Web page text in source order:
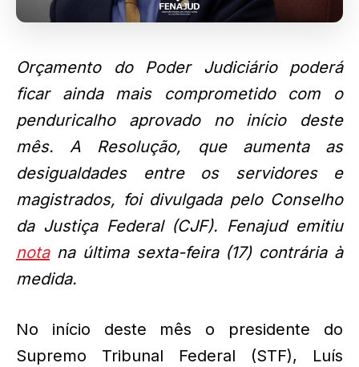
Orçamento do Poder Judiciário poderá
ficar ainda mais comprometido com o
penduricalho aprovado no início deste
mês. A Resolução, que aumenta as
desigualdades entre os servidores e
magistrados, foi divulgada pelo Conselho
da Justiça Federal (CJF). Fenajud emitiu
notana última sexta-feira (17) contrária à
medida.
No início deste mês o presidente do
Supremo Tribunal Federal (STF), Luís